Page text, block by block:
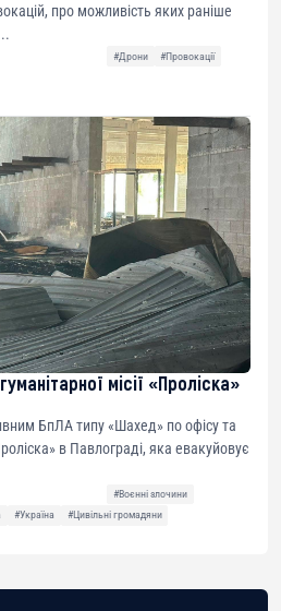
про можливість яких раніше
#Дрони
#Провокації
місії «Проліска»
БпЛА типу «Шахед» по офісу та
в Павлограді, яка евакуйовує
#Воєнні злочини
#Україна
#Цивільні громадяни